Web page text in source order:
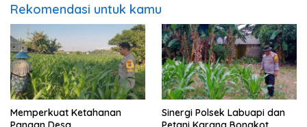
Rekomendasi untuk kamu
Memperkuat Ketahanan
Sinergi Polsek Labuapi dan